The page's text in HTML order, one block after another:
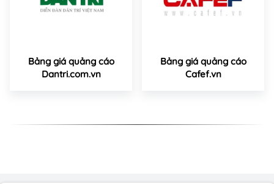
Bảng giá quảng cáo
Dantri.com.vn
Bảng giá quảng cáo
Cafef.vn